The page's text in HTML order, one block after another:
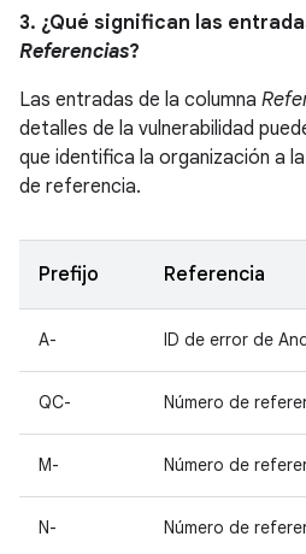
3. ¿Qué significan las
Referencias?
Las entradas de la columna
detalles de la vulnerabilidad
que identifica la organización a
de referencia.
Prefijo Referencia
A- ID de error de
QC- Número de
M- Número de
N- Número de